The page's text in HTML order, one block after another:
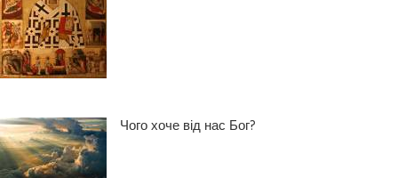
Чого хоче від нас Бог?